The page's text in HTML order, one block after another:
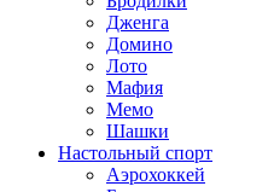
Дженга
Домино
Лото
Мафия
Мемо
Шашки
Настольный спорт
Аэрохоккей